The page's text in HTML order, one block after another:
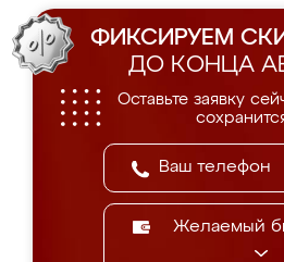
ФИКСИРУЕМ
ДО КОНЦА
Оставьте заявку
Желаемый